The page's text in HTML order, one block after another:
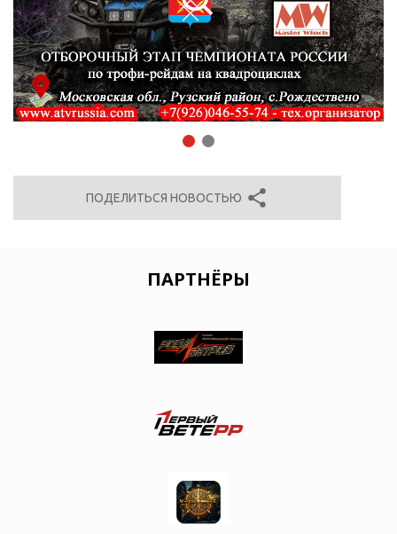
1
ПОДЕЛИТЬСЯ НОВОСТЬЮ
ПАРТНЁРЫ